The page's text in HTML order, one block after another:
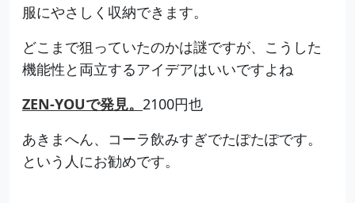
服にやさしく収納できます。
どこまで狙っていたのかは謎ですが、こうした
機能性と両立するアイデアはいいですよね
ZEN-YOUで発見。 2100円也
あきまへん、コーラ飲みすぎでたぽたぽです。
という人にお勧めです。